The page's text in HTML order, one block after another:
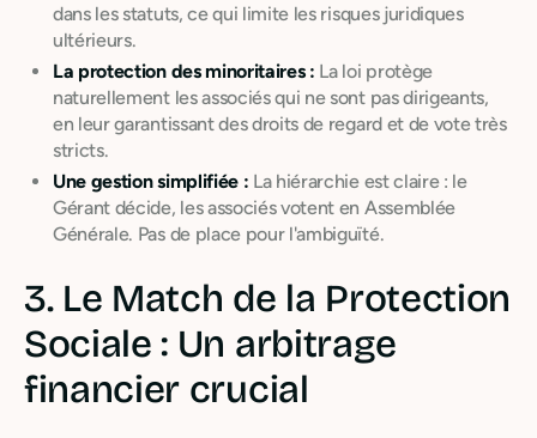
dans les statuts, ce qui limite les risques juridiques
ultérieurs.
La protection des minoritaires : La loi protège
naturellement les associés qui ne sont pas dirigeants,
en leur garantissant des droits de regard et de vote très
stricts.
Une gestion simplifiée : La hiérarchie est claire : le
Gérant décide, les associés votent en Assemblée
Générale. Pas de place pour l'ambiguïté.
3. Le Match de la Protection
Sociale : Un arbitrage
financier crucial